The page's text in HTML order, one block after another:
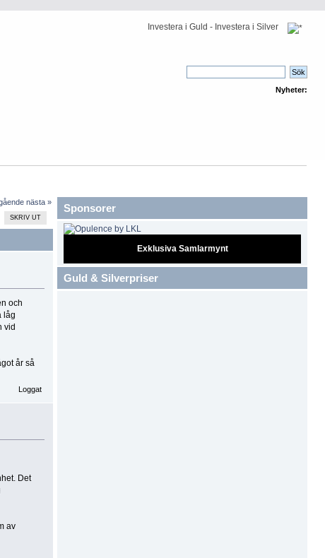
Investera i Guld - Investera i Silver
Nyheter:
nästa »
SKRIV UT
och
låg
vid
år så
Loggat
Det
av
Sponsorer
Exklusiva Samlarmynt
Guld & Silverpriser